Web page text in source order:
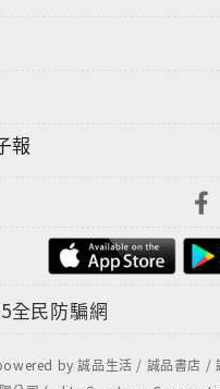
報
全民防騙網
by 誠品生活 / 誠品書店 /